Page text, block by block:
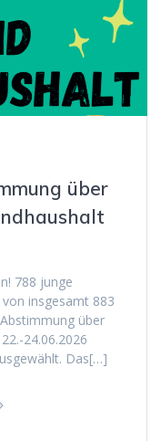
über
788 junge
insgesamt 883
über
24.06.2026
Das[…]